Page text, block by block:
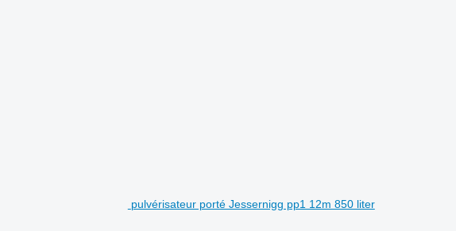
pulvérisateur porté Jessernigg pp1 12m 850 liter